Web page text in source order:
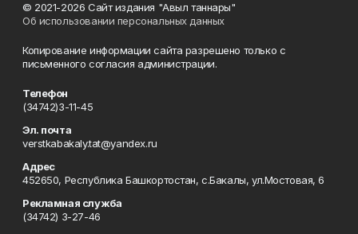
© 2021-2026 Сайт издания "Авыл таннары"
Об использовании персональных данных
Копирование информации сайта разрешено только с
письменного согласия администрации.
Телефон
(34742)3-11-45
Эл. почта
verstkabakaly.tat@yandex.ru
Адрес
452650, Республика Башкортостан, с.Бакалы, ул.Мостовая, 6
Рекламная служба
(34742) 3-27-46